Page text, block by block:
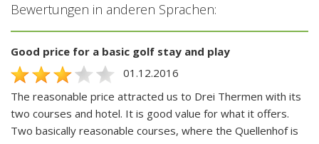
Bewertungen in anderen Sprachen:
Good price for a basic golf stay and play
01.12.2016
The reasonable price attracted us to Drei Thermen with its
two courses and hotel. It is good value for what it offers.
Two basically reasonable courses, where the Quellenhof is